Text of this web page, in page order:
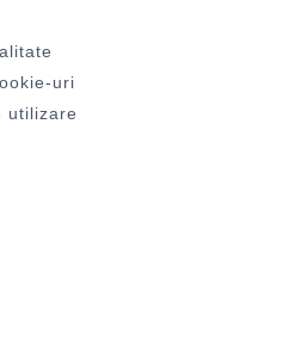
uri
utilizare